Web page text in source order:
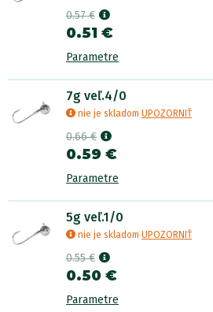
0.57 €
0.51 €
Parametre
7g veľ.4/0
nie je skladom UPOZORNIŤ
0.66 €
0.59 €
Parametre
5g veľ.1/0
nie je skladom UPOZORNIŤ
0.55 €
0.50 €
Parametre